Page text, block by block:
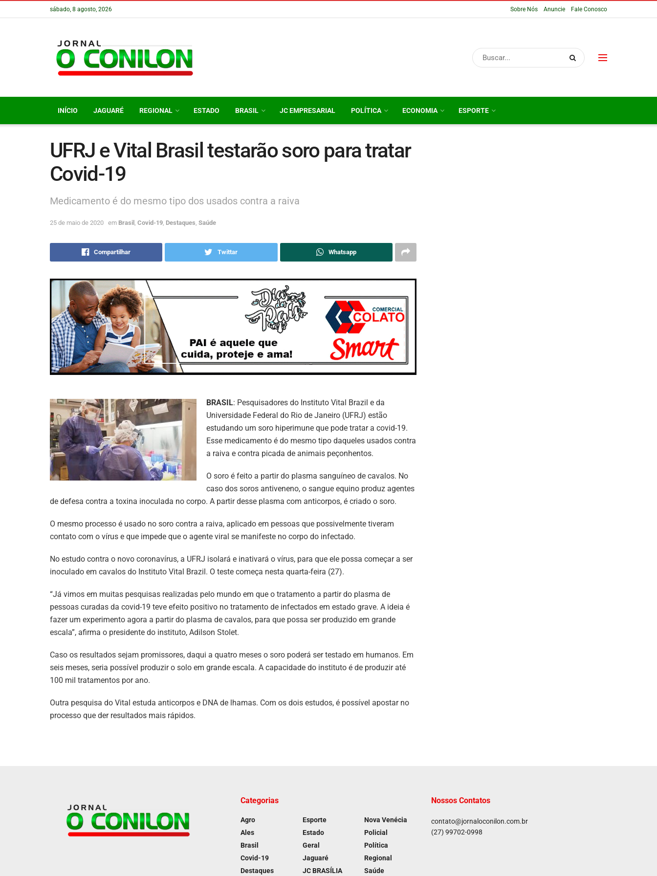
sábado, 8 agosto, 2026 Sobre Nós Anuncie Fale Conosco
INÍCIO JAGUARÉ REGIONAL ESTADO BRASIL JC EMPRESARIAL POLÍTICA ECONOMIA ESPORTE
UFRJ e Vital Brasil testarão soro para tratar
Covid-19
Medicamento é do mesmo tipo dos usados contra a raiva
25 de maio de 2020 em Brasil Covid-19 Destaques Saúde
Compartilhar Twittar Whatsapp
BRASIL: Pesquisadores do Instituto Vital Brazil e da
Universidade Federal do Rio de Janeiro (UFRJ) estão
estudando um soro hiperimune que pode tratar a covid-19.
Esse medicamento é do mesmo tipo daqueles usados contra
a raiva e contra picada de animais peçonhentos.
O soro é feito a partir do plasma sanguíneo de cavalos. No
caso dos soros antiveneno, o sangue equino produz agentes
de defesa contra a toxina inoculada no corpo. A partir desse plasma com anticorpos, é criado o soro.
O mesmo processo é usado no soro contra a raiva, aplicado em pessoas que possivelmente tiveram
contato com o vírus e que impede que o agente viral se manifeste no corpo do infectado.
No estudo contra o novo coronavírus, a UFRJ isolará e inativará o vírus, para que ele possa começar a ser
inoculado em cavalos do Instituto Vital Brazil. O teste começa nesta quarta-feira (27).
“Já vimos em muitas pesquisas realizadas pelo mundo em que o tratamento a partir do plasma de
pessoas curadas da covid-19 teve efeito positivo no tratamento de infectados em estado grave. A ideia é
fazer um experimento agora a partir do plasma de cavalos, para que possa ser produzido em grande
escala”, afirma o presidente do instituto, Adilson Stolet.
Caso os resultados sejam promissores, daqui a quatro meses o soro poderá ser testado em humanos. Em
seis meses, seria possível produzir o solo em grande escala. A capacidade do instituto é de produzir até
100 mil tratamentos por ano.
Outra pesquisa do Vital estuda anticorpos e DNA de lhamas. Com os dois estudos, é possível apostar no
processo que der resultados mais rápidos.
Categorias
Agro
Ales
Brasil
Covid-19
Destaques
Esporte
Estado
Geral
Jaguaré
JC BRASÍLIA
Nova Venécia
Policial
Política
Regional
Saúde
Nossos Contatos
contato@jornaloconilon.com.br
(27) 99702-0998